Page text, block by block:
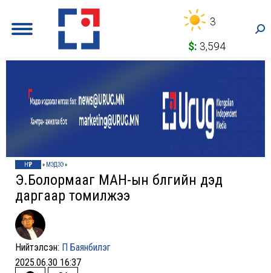
3
$: 3,594
НҮҮР » МЭДЭЭ»
Э.Болормааг МАН-ын бүлгийн дэд
даргаар томилжээ
Нийтэлсэн: П Баянбилэг
2025.06.30 16:37